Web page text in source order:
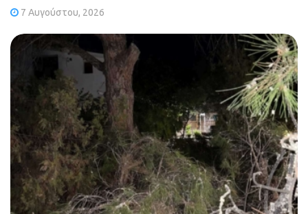
7 Αυγούστου, 2026